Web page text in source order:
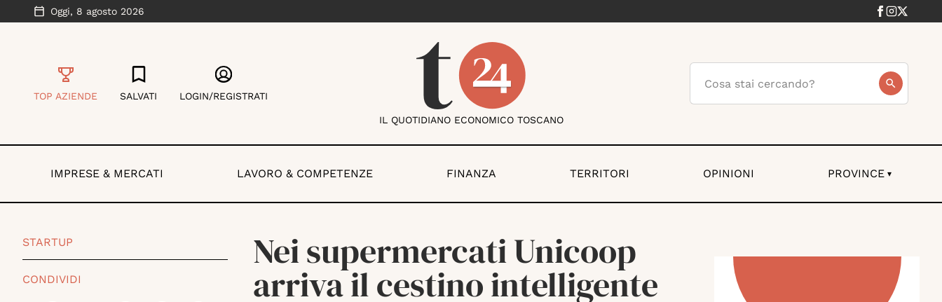
Oggi, 8 agosto 2026
TOP AZIENDE SALVATI LOGIN/REGISTRATI
IL QUOTIDIANO ECONOMICO TOSCANO
IMPRESE & MERCATI LAVORO & COMPETENZE FINANZA TERRITORI OPINIONI PROVINCE ▾
STARTUP
CONDIVIDI
Nei supermercati Unicoop
arriva il cestino intelligente